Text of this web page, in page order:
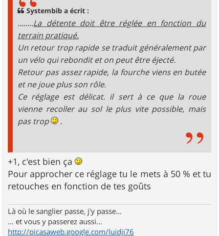
Systembib a écrit :
........La détente doit être réglée en fonction du
terrain pratiqué.
Un retour trop rapide se traduit généralement par
un vélo qui rebondit et on peut être éjecté.
Retour pas assez rapide, la fourche viens en butée
et ne joue plus son rôle.
Ce réglage est délicat. il sert à ce que la roue
vienne recoller au sol le plus vite possible, mais
pas trop
.
+1, c'est bien ça
Pour approcher ce réglage tu le mets à 50 % et tu
retouches en fonction de tes goûts
Là où le sanglier passe, j'y passe...
... et vous y passerez aussi...
http://picasaweb.google.com/luidji76